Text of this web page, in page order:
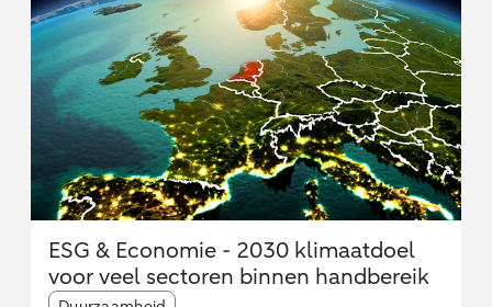
andere dat de initiatieven tot decarboniseren
talrijk zijn en dat er inmiddels veel best
practices zijn aan te wijzen. Maar de
sectoren die verantwoordelijk zijn voor het
grootste deel uitstoot van broeikasgassen –
de energie-intensieve sectoren die onder het
EU emissiehandelsysteem vallen (EU ETS) –
staan nog steeds voor een grote uitdaging
om koolstofarm te worden. De
decarbonisatieoplossingen liggen voor veel
bedrijven in sectoren vaak binnen
ESG & Economie - 2030 klimaatdoel
voor veel sectoren binnen handbereik
Article tags: